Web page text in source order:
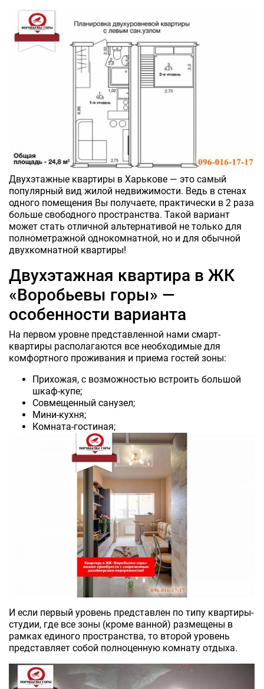
Двухэтажные квартиры в Харькове — это самый
популярный вид жилой недвижимости. Ведь в стенах
одного помещения Вы получаете, практически в 2 раза
больше свободного пространства. Такой вариант
может стать отличной альтернативой не только для
полнометражной однокомнатной, но и для обычной
двухкомнатной квартиры!
Двухэтажная квартира в ЖК
«Воробьевы горы» —
особенности варианта
На первом уровне представленной нами смарт-
квартиры располагаются все необходимые для
комфортного проживания и приема гостей зоны:
Прихожая, с возможностью встроить большой
шкаф-купе;
Совмещенный санузел;
Мини-кухня;
Комната-гостиная;
И если первый уровень представлен по типу квартиры-
студии, где все зоны (кроме ванной) размещены в
рамках единого пространства, то второй уровень
представляет собой полноценную комнату отдыха.